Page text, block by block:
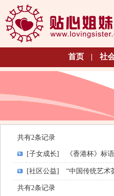
首页 | 社
共有2条记录
[子女成长] 《香港杯》标
[社区公益] “中国传统艺术
共有2条记录